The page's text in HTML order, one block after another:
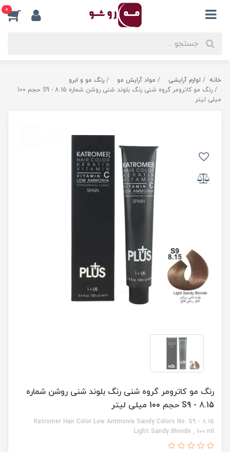
0
خانه لوازم آرایشی مواد آرایش مو
رنگ مو و ابرو
رنگ مو کاترومر گروه شنی رنگ بلوند شنی روشن شماره S9 - 8.15 حجم 100
میلی لیتر
رنگ مو کاترومر گروه شنی رنگ بلوند شنی روشن شماره
S9 - 8.15 حجم 100 میلی لیتر
Katromer Hair Color Low Ammonia Sandy Colors No. S9 - 8.15
Light Sandy Blonde , 100 ml